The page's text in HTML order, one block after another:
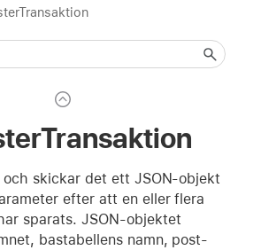
skickar det ett JSON-objekt
efter att en eller flera
sparats. JSON-objektet
bastabellens namn, post-